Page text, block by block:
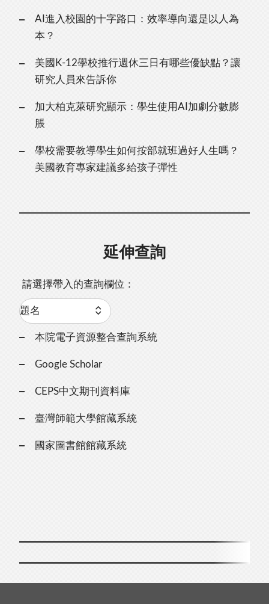
AI進入校園的十字路口：效率導向還是以人為
本？
美國K-12學校推行週休三日有哪些優缺點？讓
研究人員來告訴你
加大柏克萊研究顯示：學生使用AI加劇分數膨
脹
學校需要教導學生如何按部就班過好人生嗎？
美國教育專家建議多給孩子彈性
延伸查詢
請選擇帶入的查詢欄位：
本院電子資源整合查詢系統
Google Scholar
CEPS中文期刊資料庫
臺灣師範大學館藏系統
國家圖書館館藏系統